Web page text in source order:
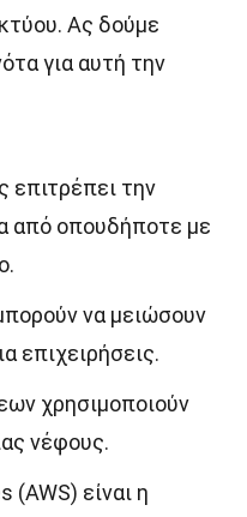
Ας δούμε
για αυτή την
επιτρέπει την
από οπουδήποτε με
να μειώσουν
επιχειρήσεις.
χρησιμοποιούν
νέφους.
είναι η